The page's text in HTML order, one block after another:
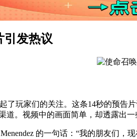
引发热议
了玩家们的关注。这条14秒的预告
道。视频中的画面简单，却透露出一
的一句话：“我的朋友们，